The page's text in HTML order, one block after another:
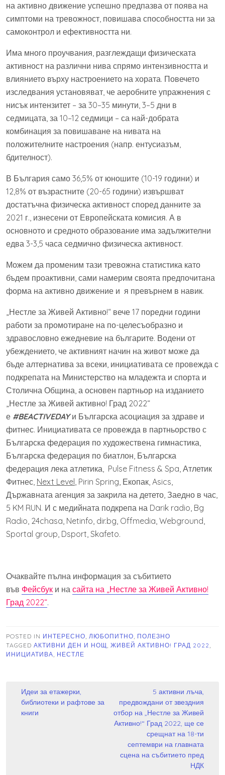
на активно движение успешно предпазва от поява на
симптоми на тревожност, повишава способността ни за
самоконтрол и ефективността ни.
Има много проучвания, разглеждащи физическата
активност на различни нива спрямо интензивността и
влиянието върху настроението на хората. Повечето
изследвания установяват, че аеробните упражнения с
нисък интензитет – за 30–35 минути, 3–5 дни в
седмицата, за 10–12 седмици – са най-добрата
комбинация за повишаване на нивата на
положителните настроения (напр. ентусиазъм,
бдителност).
В България само 36,5% от юношите (10-19 години) и
12,8% от възрастните (20-65 години) извършват
достатъчна физическа активност според данните за
2021 г., изнесени от Европейската комисия. А в
основното и средното образование има задължителни
едва 3-3,5 часа седмично физическа активност.
Можем да променим тази тревожна статистика като
бъдем проактивни, сами намерим своята предпочитана
форма на активно движение и я превърнем в навик.
„Нестле за Живей Активно!“ вече 17 поредни години
работи за промотиране на по-целесъобразно и
здравословно ежедневие на българите. Водени от
убеждението, че активният начин на живот може да
бъде алтернатива за всеки, инициативата се провежда с
подкрепата на Министерство на младежта и спорта и
Столична Община, а основен партньор на изданието
„Нестле за Живей активно! Град 2022“
е #BEACTIVEDAYи Българска асоциация за здраве и
фитнес. Инициативата се провежда в партньорство с
Българска федерация по художествена гимнастика,
Българска федерация по биатлон, Българска
федерация лека атлетика, Pulse Fitness & Spa, Атлетик
Фитнес, Next Level, Pirin Spring, Екопак, Asics,
Държавната агенция за закрила на детето, Заедно в час,
5 KM RUN. И с медийната подкрепа на Darik radio, Bg
Radio, 24chasa, Netinfo, dir.bg, Offmedia, Webground,
Sportal group, Dsport, Skafeto​.
Очаквайте пълна информация за събитието
във Фейсбук и на сайта на „Нестле за Живей Активно!
Град 2022“.
POSTED IN ИНТЕРЕСНО, ЛЮБОПИТНО, ПОЛЕЗНО
TAGGED АКТИВНИ ДЕН И НОЩ, ЖИВЕЙ АКТИВНО! ГРАД 2022 ,
ИНИЦИАТИВА, НЕСТЛЕ
Навигация
Идеи за етажерки,
библиотеки и рафтове за
книги
5 активни лъча,
предвождани от звездния
отбор на „Нестле за Живей
Активно!“ Град 2022, ще се
срещнат на 18-ти
септември на главната
сцена на събитието пред
НДК